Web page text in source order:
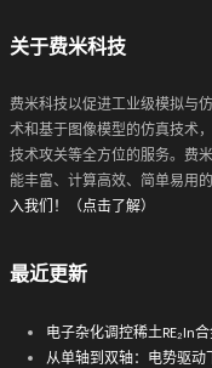
关于费米科技
费米科技以促进工业级模拟与
术和基于图像模型的仿真技术
技术攻关等全方位的服务。费
能丰富、计算高效、简单易用
入我们！（点击了解）
最近更新
电子杂化调控稀土RE₂In
从单轴到双轴：电势驱动